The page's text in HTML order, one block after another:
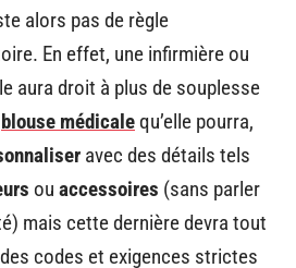
alors pas de règle
En effet, une infirmière ou
aura droit à plus de souplesse
blouse médicalequ’elle pourra,
avec des détails tels
ou accessoires (sans parler
mais cette dernière devra tout
codes et exigences strictes